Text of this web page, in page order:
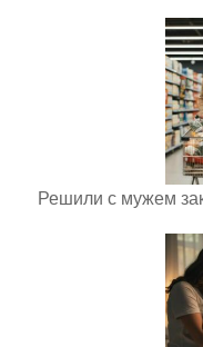
Решили с мужем